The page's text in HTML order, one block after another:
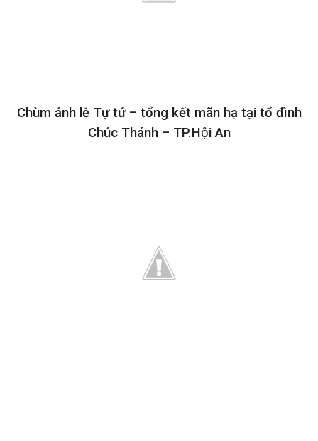
Chùm ảnh lễ Tự tứ – tổng kết mãn hạ tại tổ đình
Chúc Thánh – TP.Hội An